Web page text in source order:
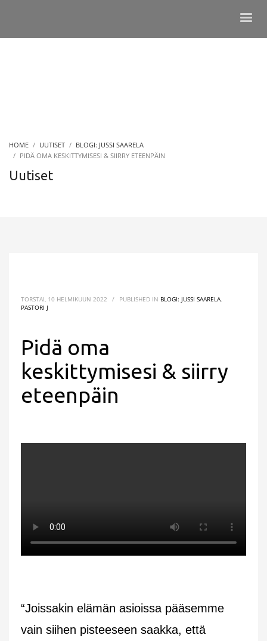
HOME UUTISET
BLOGI: JUSSI SAARELA
PIDÄ OMA KESKITTYMISESI & SIIRRY ETEENPÄIN
Uutiset
TORSTAI, 10 HELMIKUUN 2022 / PUBLISHED IN BLOGI: JUSSI SAARELA
PASTORI J
Pidä oma
keskittymisesi & siirry
eteenpäin
“Joissakin elämän asioissa pääsemme
vain siihen pisteeseen saakka, että